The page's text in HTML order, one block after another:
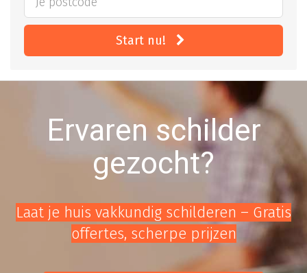
Start nu!
Ervaren schilder
gezocht?
Laat je huis vakkundig schilderen – Gratis
offertes, scherpe prijzen